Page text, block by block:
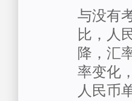
与没有
比，人
降，汇
率变化
人民币